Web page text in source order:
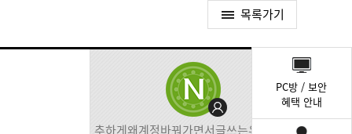
목록가기
추하게왜계정바꿔가면서글쓰는유이가뭐
PC방 / 보안
혜택 안내